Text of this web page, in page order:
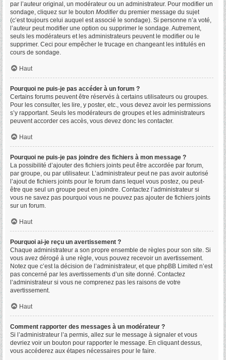
par l’auteur original, un modérateur ou un administrateur. Pour modifier un
sondage, cliquez sur le bouton Modifierdu premier message du sujet
(c’est toujours celui auquel est associé le sondage). Si personne n’a voté,
l’auteur peut modifier une option ou supprimer le sondage. Autrement,
seuls les modérateurs et les administrateurs peuvent le modifier ou le
supprimer. Ceci pour empêcher le trucage en changeant les intitulés en
cours de sondage.
Haut
Pourquoi ne puis-je pas accéder à un forum ?
Certains forums peuvent être réservés à certains utilisateurs ou groupes.
Pour les consulter, les lire, y poster, etc., vous devez avoir les permissions
s’y rapportant. Seuls les modérateurs de groupes et les administrateurs
peuvent accorder ces accès, vous devez donc les contacter.
Haut
Pourquoi ne puis-je pas joindre des fichiers à mon message ?
La possibilité d’ajouter des fichiers joints peut être accordée par forum,
par groupe, ou par utilisateur. L’administrateur peut ne pas avoir autorisé
l’ajout de fichiers joints pour le forum dans lequel vous postez, ou peut-
être que seul un groupe peut en joindre. Contactez l’administrateur si
vous ne savez pas pourquoi vous ne pouvez pas ajouter de fichiers joints
sur un forum.
Haut
Pourquoi ai-je reçu un avertissement ?
Chaque administrateur a son propre ensemble de règles pour son site. Si
vous avez dérogé à une règle, vous pouvez recevoir un avertissement.
Notez que c’est la décision de l’administrateur, et que phpBB Limited n’est
pas concerné par les avertissements d’un site donné. Contactez
l’administrateur si vous ne comprenez pas les raisons de votre
avertissement.
Haut
Comment rapporter des messages à un modérateur ?
Si l’administrateur l’a permis, allez sur le message à signaler et vous
devriez voir un bouton pour rapporter le message. En cliquant dessus,
vous accéderez aux étapes nécessaires pour le faire.